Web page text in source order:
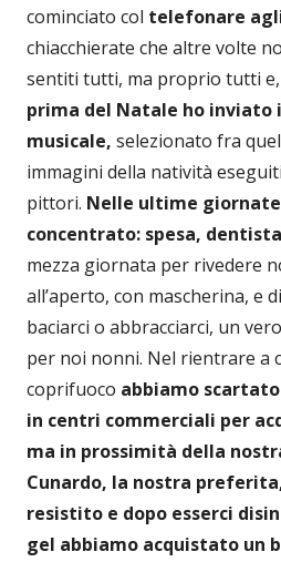
cominciato col telefonare
chiacchierate che altre volte
sentiti tutti, ma proprio tutti
prima del Natale ho inviato
musicale, selezionato fra
immagini della natività
pittori. Nelle ultime
concentrato: spesa,
mezza giornata per rivedere
all’aperto, con mascherina, e
baciarci o abbracciarci, un vero
per noi nonni. Nel rientrare a
coprifuoco abbiamo
in centri commerciali per
ma in prossimità della
Cunardo, la nostra
resistito e dopo esserci
gel abbiamo acquistato un